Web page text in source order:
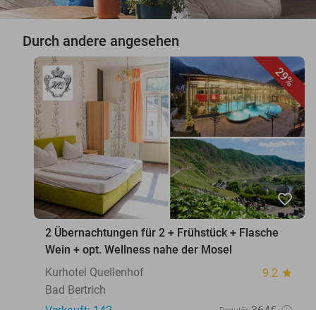
Durch andere angesehen
29%
favorite_border
2 Übernachtungen für 2 + Frühstück + Flasche
Wein + opt. Wellness nahe der Mosel
Kurhotel Quellenhof
9.2 star
Bad Bertrich